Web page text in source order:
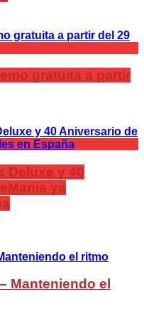
gratuita a partir
Deluxe y 40
ya
Manteniendo el